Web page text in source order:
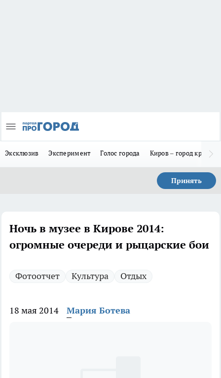
Эксклюзив Эксперимент Голос города Киров – город
Принять
Ночь в музее в Кирове 2014:
огромные очереди и рыцарские бои
Фотоотчет Культура Отдых
18 мая 2014 Мария Ботева